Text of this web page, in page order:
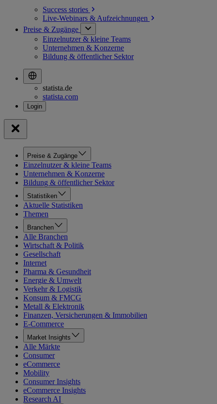
Success stories
Live-Webinars & Aufzeichnungen
Preise & Zugänge
Einzelnutzer & kleine Teams
Unternehmen & Konzerne
Bildung & öffentlicher Sektor
statista.de
statista.com
Preise & Zugänge
Einzelnutzer & kleine Teams
Unternehmen & Konzerne
Bildung & öffentlicher Sektor
Statistiken
Aktuelle Statistiken
Themen
Branchen
Alle Branchen
Wirtschaft & Politik
Gesellschaft
Internet
Pharma & Gesundheit
Energie & Umwelt
Verkehr & Logistik
Konsum & FMCG
Metall & Elektronik
Finanzen, Versicherungen & Immobilien
E-Commerce
Market Insights
Alle Märkte
Consumer
eCommerce
Mobility
Consumer Insights
eCommerce Insights
Research AI